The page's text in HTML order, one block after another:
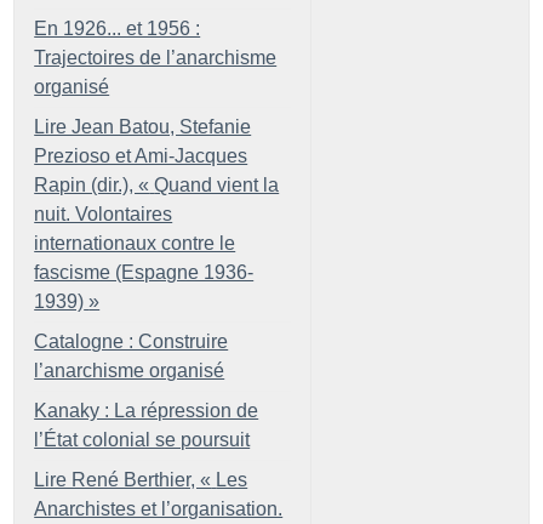
En 1926... et 1956 :
Trajectoires de l’anarchisme
organisé
Lire Jean Batou, Stefanie
Prezioso et Ami-Jacques
Rapin (dir.), « Quand vient la
nuit. Volontaires
internationaux contre le
fascisme (Espagne 1936-
1939) »
Catalogne : Construire
l’anarchisme organisé
Kanaky : La répression de
l’État colonial se poursuit
Lire René Berthier, « Les
Anarchistes et l’organisation.